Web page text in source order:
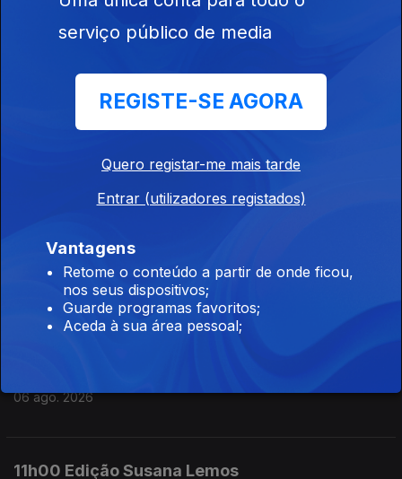
15h00 Edição Susana Lemos
14h00 Edição Susana Lemos
13h00 Edição Susana Lemos
06 ago. 2026
06 ago. 2026
11h00 Edição Susana Lemos
serviço público de media
REGISTE-SE AGORA
Quero registar-me mais tarde
Entrar (utilizadores registados)
Vantagens
Retome o conteúdo a partir de onde ficou,
nos seus dispositivos;
Guarde programas favoritos;
Aceda à sua área pessoal;